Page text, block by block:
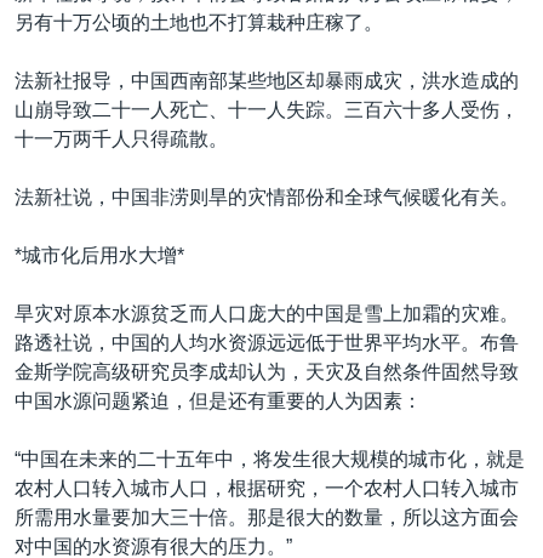
埃博拉疫情
美国之音专访
重要讲话与声明
南中国海争端
关注西藏
GEN Z 看美国
关注我们
另有十万公顷的土地也不打算栽种庄稼了。
法新社报导，中国西南部某些地区却暴雨成灾，洪水造成的
山崩导致二十一人死亡、十一人失踪。三百六十多人受伤，
十一万两千人只得疏散。
法新社说，中国非涝则旱的灾情部份和全球气候暖化有关。
*城市化后用水大增*
旱灾对原本水源贫乏而人口庞大的中国是雪上加霜的灾难。
路透社说，中国的人均水资源远远低于世界平均水平。布鲁
金斯学院高级研究员李成却认为，天灾及自然条件固然导致
中国水源问题紧迫，但是还有重要的人为因素：
“中国在未来的二十五年中，将发生很大规模的城市化，就是
农村人口转入城市人口，根据研究，一个农村人口转入城市
所需用水量要加大三十倍。那是很大的数量，所以这方面会
对中国的水资源有很大的压力。”